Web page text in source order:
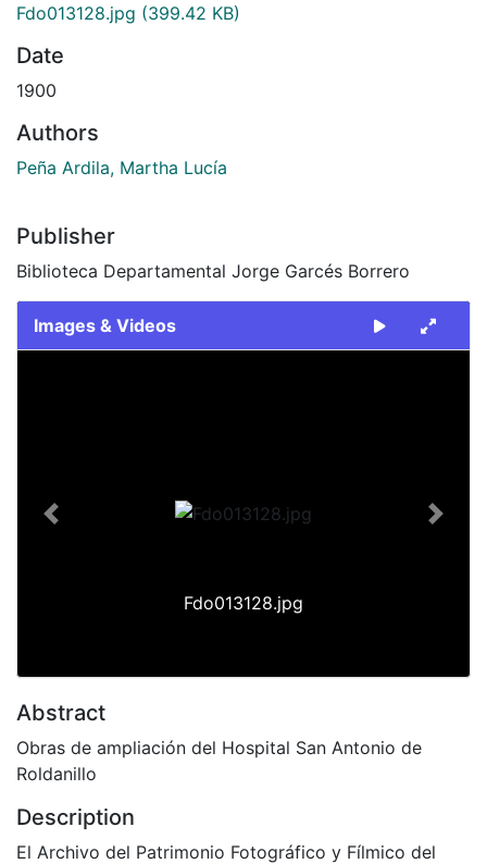
Fdo013128.jpg (399.42 KB)
Date
1900
Authors
Peña Ardila, Martha Lucía
Publisher
Biblioteca Departamental Jorge Garcés Borrero
Images & Videos
Fdo013128.jpg
Previous Next
Abstract
Obras de ampliación del Hospital San Antonio de
Roldanillo
Description
El Archivo del Patrimonio Fotográfico y Fílmico del